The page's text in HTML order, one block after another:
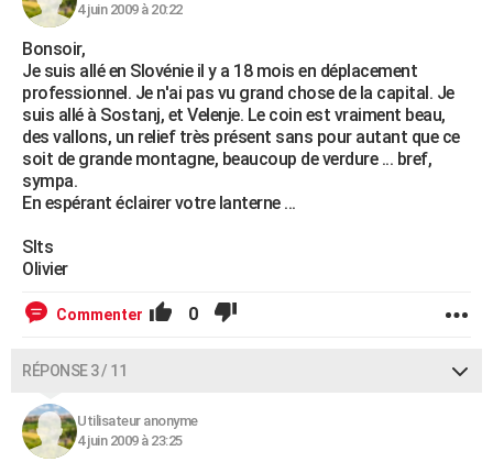
4 juin 2009 à 20:22
Bonsoir,
Je suis allé en Slovénie il y a 18 mois en déplacement
professionnel. Je n'ai pas vu grand chose de la capital. Je
suis allé à Sostanj, et Velenje. Le coin est vraiment beau,
des vallons, un relief très présent sans pour autant que ce
soit de grande montagne, beaucoup de verdure ... bref,
sympa.
En espérant éclairer votre lanterne ...
Slts
Olivier
Commenter 0
RÉPONSE 3 / 11
Utilisateur anonyme
4 juin 2009 à 23:25